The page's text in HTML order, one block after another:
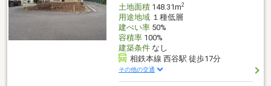
土地面積148.31m2
用途地域１種低層
建ぺい率50%
容積率100%
建築条件なし
相鉄本線 西谷駅 徒歩17分
その他の交通